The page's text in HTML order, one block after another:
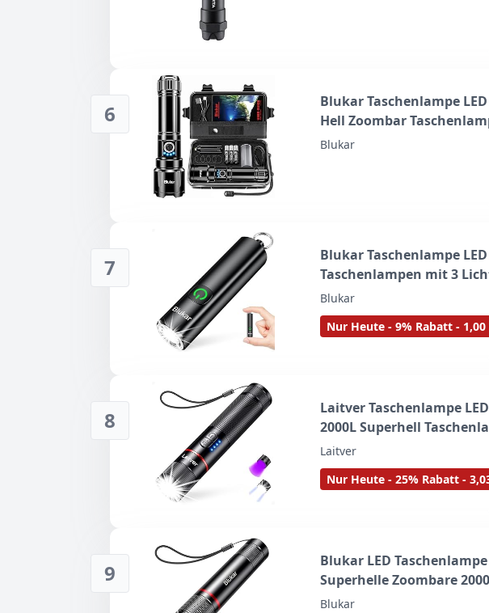
6
Blukar Taschenlampe
Hell Zoombar
Blukar
7
Blukar Taschenlampe
Taschenlampen mit 3
Blukar
Nur Heute - 9% Rabatt -
8
Laitver Taschenlampe
2000L Superhell
Laitver
Nur Heute - 25% Rabatt -
9
Blukar LED
Superhelle Zoombare
Blukar